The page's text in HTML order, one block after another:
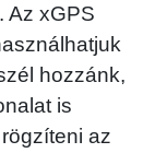
Az xGPS
hozzánk,
is
az